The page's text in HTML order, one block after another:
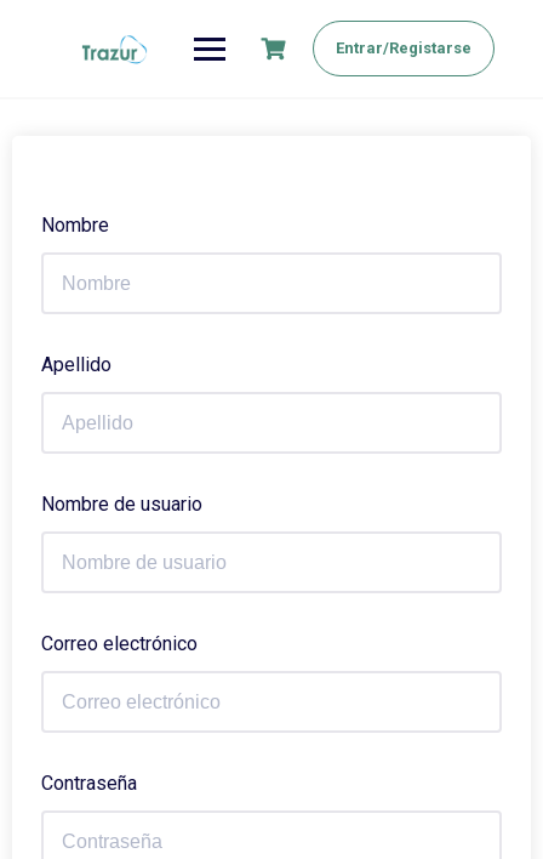
Entrar/Registarse
Nombre
Apellido
Nombre de usuario
Correo electrónico
Contraseña